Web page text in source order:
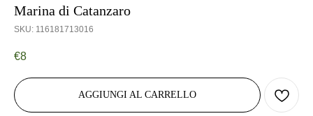
Marina di Catanzaro
SKU: 116181713016
€8
AGGIUNGI AL CARRELLO